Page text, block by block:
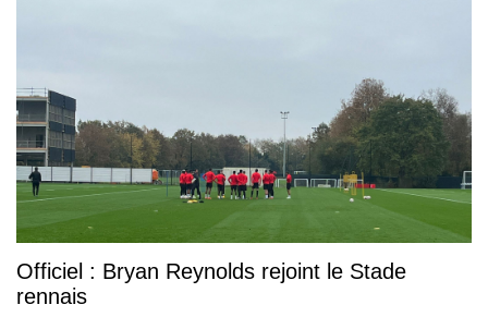
Officiel : Bryan Reynolds rejoint le Stade
rennais